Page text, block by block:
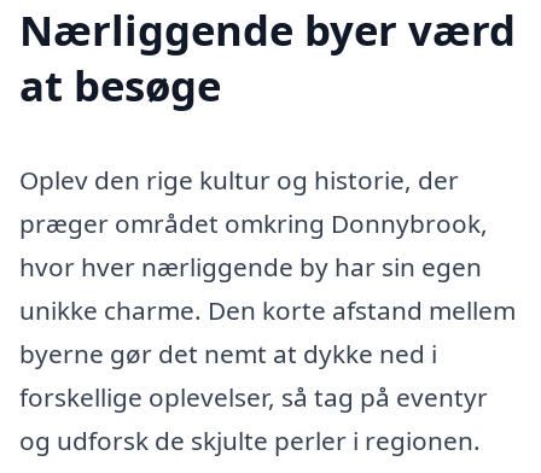
Nærliggende byer værd
at besøge
Oplev den rige kultur og historie, der
præger området omkring Donnybrook,
hvor hver nærliggende by har sin egen
unikke charme. Den korte afstand mellem
byerne gør det nemt at dykke ned i
forskellige oplevelser, så tag på eventyr
og udforsk de skjulte perler i regionen.